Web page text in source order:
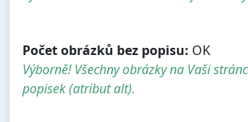
Počet obrázků bez popisu: OK
Výborně! Všechny obrázky na Vaši
popisek (atribut alt).